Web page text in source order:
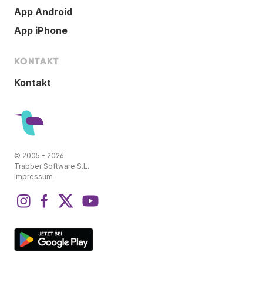
App Android
App iPhone
KONTAKT
Kontakt
© 2005 - 2026
Trabber Software S.L.
Impressum